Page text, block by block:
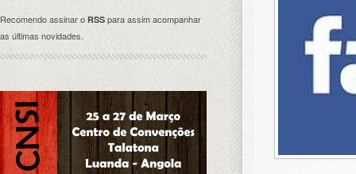
Recomendo assinar o RSS para assim acompanhar
as últimas novidades.